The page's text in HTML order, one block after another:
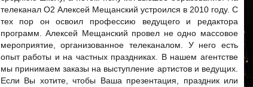
телеканал О2 Алексей Мещанский устроился в 2010 году. С
тех пор он освоил профессию ведущего и редактора
программ. Алексей Мещанский провел не одно массовое
мероприятие, организованное телеканалом. У него есть
опыт работы и на частных праздниках. В нашем агентстве
мы принимаем заказы на выступление артистов и ведущих.
Если Вы хотите, чтобы Ваша презентация, праздник или